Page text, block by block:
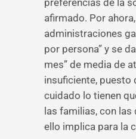
preferencias de la
afirmado. Por
administraciones
por persona” y se
mes” de media de
insuficiente, puesto
cuidado lo tienen
las familias, con
ello implica para la